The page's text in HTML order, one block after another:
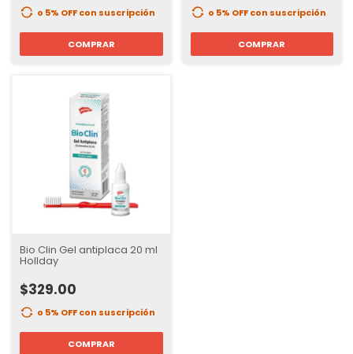
o 5% OFFcon suscripción
COMPRAR
o 5% OFFcon suscripción
COMPRAR
Bio Clin Gel antiplaca 20 ml
Hollday
$329.00
o 5% OFFcon suscripción
COMPRAR